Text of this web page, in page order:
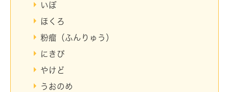
いぼ
ほくろ
粉瘤（ふんりゅう）
にきび
やけど
うおのめ